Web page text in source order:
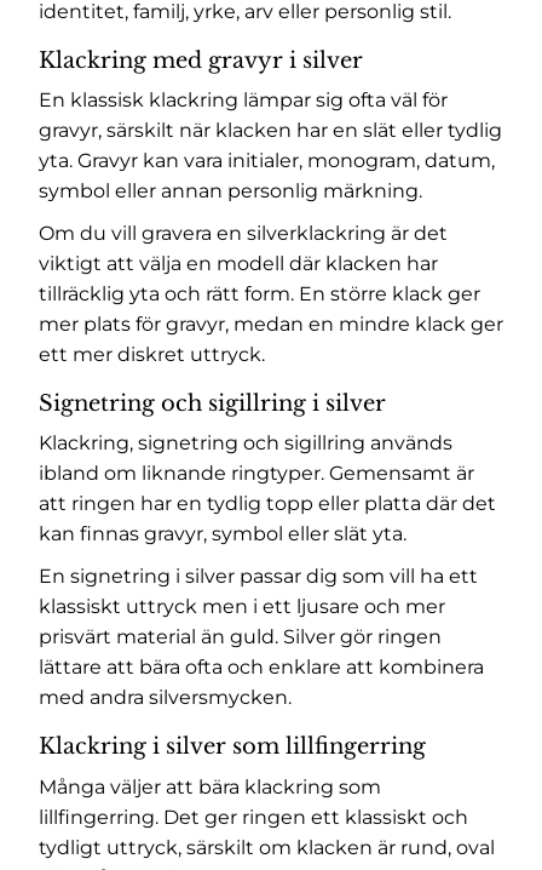
identitet, familj, yrke, arv eller personlig stil.
Klackring med gravyr i silver
En klassisk klackring lämpar sig ofta väl för
gravyr, särskilt när klacken har en slät eller tydlig
yta. Gravyr kan vara initialer, monogram, datum,
symbol eller annan personlig märkning.
Om du vill gravera en silverklackring är det
viktigt att välja en modell där klacken har
tillräcklig yta och rätt form. En större klack ger
mer plats för gravyr, medan en mindre klack ger
ett mer diskret uttryck.
Signetring och sigillring i silver
Klackring, signetring och sigillring används
ibland om liknande ringtyper. Gemensamt är
att ringen har en tydlig topp eller platta där det
kan finnas gravyr, symbol eller slät yta.
En signetring i silver passar dig som vill ha ett
klassiskt uttryck men i ett ljusare och mer
prisvärt material än guld. Silver gör ringen
lättare att bära ofta och enklare att kombinera
med andra silversmycken.
Klackring i silver som lillfingerring
Många väljer att bära klackring som
lillfingerring. Det ger ringen ett klassiskt och
tydligt uttryck, särskilt om klacken är rund, oval